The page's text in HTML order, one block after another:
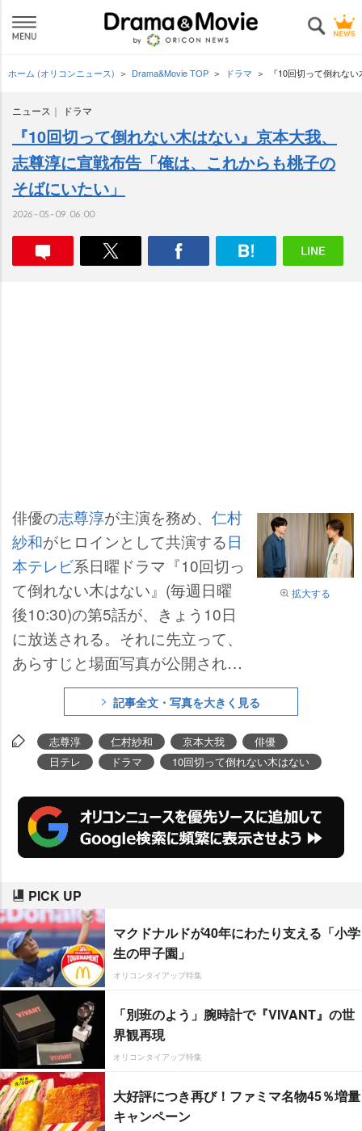
ホーム (オリコンニュース) Drama&Movie TOP ドラマ 『10回切って倒れな
ニュース ドラマ
『10回切って倒れない木はない』京本大我、
志尊淳に宣戦布告「俺は、これからも桃子の
そばにいたい」
2026-05-09 06:00
拡大する
俳優の志尊淳が主演を務め、 仁村
紗和がヒロインとして共演する日
本テレビ系日曜ドラマ『10回切っ
て倒れない木はない』(毎週日曜
後10:30)の第5話が、きょう10日
に放送される。それに先立って、
あらすじと場面写真が公開され
記事全文・写真を大きく見る
志尊淳 仁村紗和 京本大我
俳優
日テレ
ドラマ 10回切って倒れない木はない
PICK UP
マクドナルドが40年にわたり支える「小学
生の甲子園」
オリコンタイアップ特集
「別班のよう」腕時計で『VIVANT』の世
界観再現
オリコンタイアップ特集
大好評につき再び！ファミマ名物45％増量
キャンペーン